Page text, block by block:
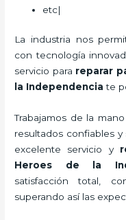
etc|
La industria nos
con tecnología
servicio para reparar
la Independencia te
Trabajamos de la
resultados confiables
excelente servicio y
Heroes de la
satisfacción total,
superando así las